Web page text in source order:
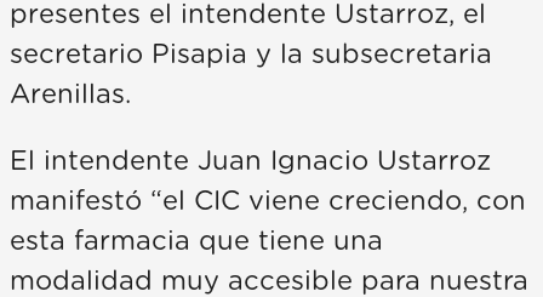
presentes el intendente Ustarroz, el
secretario Pisapia y la subsecretaria
Arenillas.
El intendente Juan Ignacio Ustarroz
manifestó “el CIC viene creciendo, con
esta farmacia que tiene una
modalidad muy accesible para nuestra